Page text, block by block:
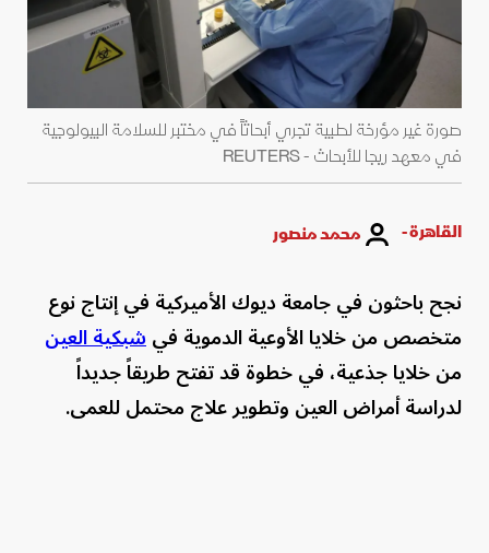
صورة غير مؤرخة لطبية تجري أبحاثاً في مختبر للسلامة البيولوجية
في معهد ريجا للأبحاث - REUTERS
القاهرة - محمد منصور
نجح باحثون في جامعة ديوك الأميركية في إنتاج نوع
متخصص من خلايا الأوعية الدموية فيشبكية العين
من خلايا جذعية، في خطوة قد تفتح طريقاً جديداً
لدراسة أمراض العين وتطوير علاج محتمل للعمى.